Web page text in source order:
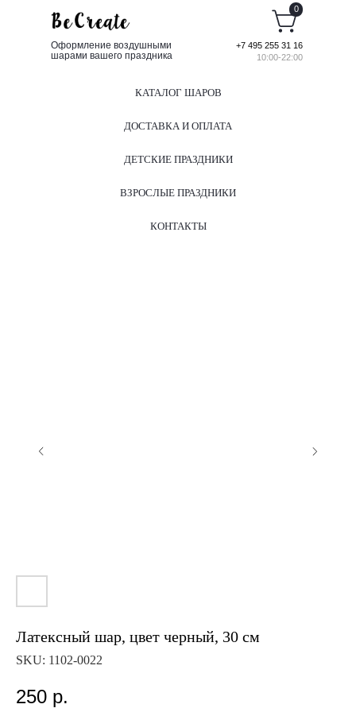
Оформление воздушными
шарами вашего праздника
+7 495 255 31 16
10:00-22:00
0
КАТАЛОГ ШАРОВ
ДОСТАВКА И ОПЛАТА
ДЕТСКИЕ ПРАЗДНИКИ
ВЗРОСЛЫЕ ПРАЗДНИКИ
КОНТАКТЫ
Латексный шар, цвет черный, 30 см
SKU: 1102-0022
250 р.